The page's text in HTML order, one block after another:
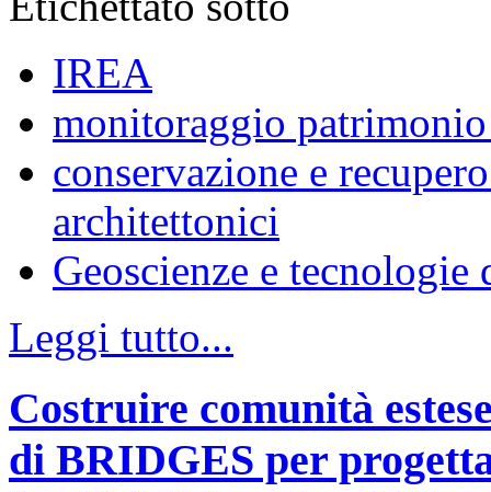
IREA
monitoraggio
conservazione e
architettonici
Geoscienze e
Leggi tutto...
Costruire comunità
di BRIDGES per